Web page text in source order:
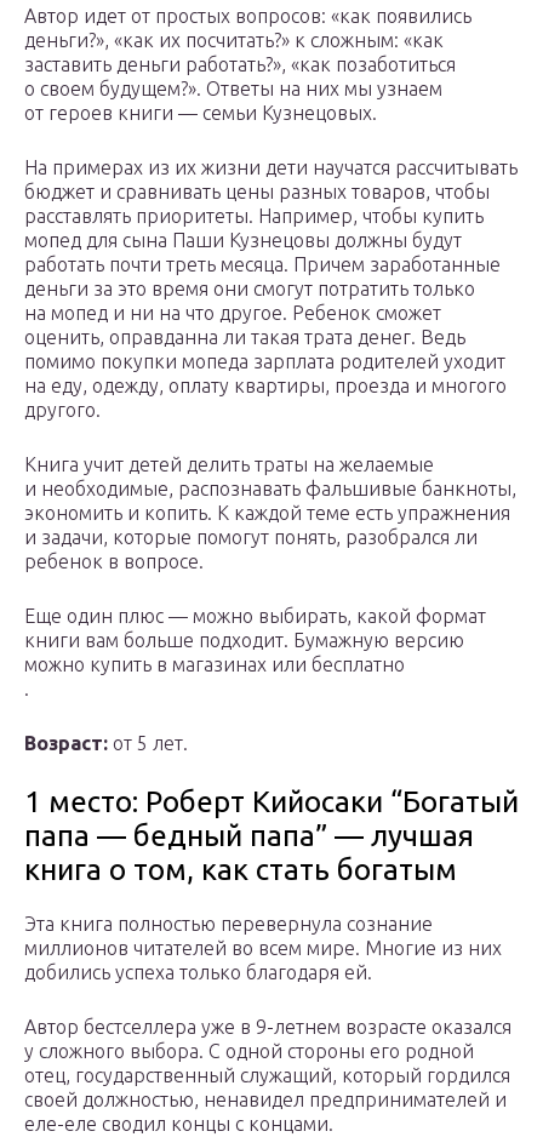
Автор идет от простых вопросов: «как появились
деньги?», «как их посчитать?» к сложным: «как
заставить деньги работать?», «как позаботиться
о своем будущем?». Ответы на них мы узнаем
от героев книги — семьи Кузнецовых.
На примерах из их жизни дети научатся рассчитывать
бюджет и сравнивать цены разных товаров, чтобы
расставлять приоритеты. Например, чтобы купить
мопед для сына Паши Кузнецовы должны будут
работать почти треть месяца. Причем заработанные
деньги за это время они смогут потратить только
на мопед и ни на что другое. Ребенок сможет
оценить, оправданна ли такая трата денег. Ведь
помимо покупки мопеда зарплата родителей уходит
на еду, одежду, оплату квартиры, проезда и многого
другого.
Книга учит детей делить траты на желаемые
и необходимые, распознавать фальшивые банкноты,
экономить и копить. К каждой теме есть упражнения
и задачи, которые помогут понять, разобрался ли
ребенок в вопросе.
Еще один плюс — можно выбирать, какой формат
книги вам больше подходит. Бумажную версию
можно купить в магазинах или бесплатно
.
Возраст: от 5 лет.
1 место: Роберт Кийосаки “Богатый
папа — бедный папа” — лучшая
книга о том, как стать богатым
Эта книга полностью перевернула сознание
миллионов читателей во всем мире. Многие из них
добились успеха только благодаря ей.
Автор бестселлера уже в 9-летнем возрасте оказался
у сложного выбора. С одной стороны его родной
отец, государственный служащий, который гордился
своей должностью, ненавидел предпринимателей и
еле-еле сводил концы с концами.